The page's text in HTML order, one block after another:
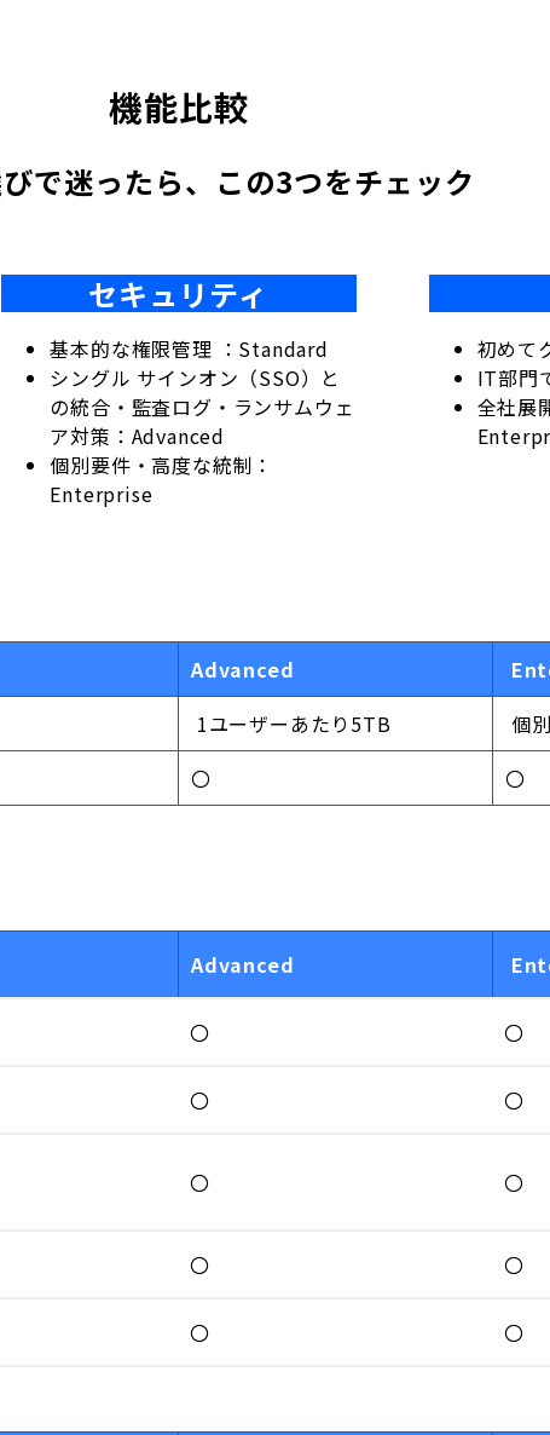
機能比較
で迷ったら、この3つをチェック
セキュリティ
基本的な権限管理 ：Standard
シングル サインオン（SSO）と
の統合 ・監査ログ・ランサムウェ
ア対策：Advanced
個別要件・高度な統制：
Enterprise
初めて
IT部門
全社展
Advanced
1ユーザーあたり5TB
個
〇 〇
Advanced
〇 〇
〇 〇
〇 〇
〇 〇
〇 〇